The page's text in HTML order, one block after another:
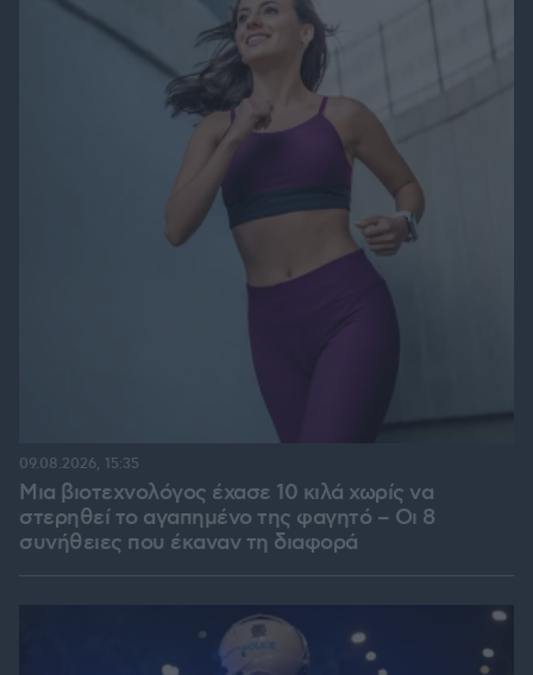
Μια βιοτεχνολόγος έχασε 10 κιλά χωρίς να
στερηθεί το αγαπημένο της φαγητό – Οι 8
συνήθειες που έκαναν τη διαφορά
09.08.2026, 15:35